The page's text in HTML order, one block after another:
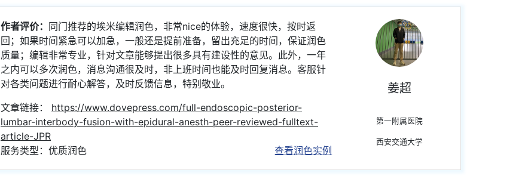
作者评价： 同门推荐的埃米编辑润色，非常nice的体验，速度很快，按时返
回；如果时间紧急可以加急，一般还是提前准备，留出充足的时间，保证润色
质量；编辑非常专业，针对文章能够提出很多具有建设性的意见。此外，一年
之内可以多次润色，消息沟通很及时，非上班时间也能及时回复消息。客服针
对各类问题进行耐心解答，及时反馈信息，特别敬业。
文章链接： https://www.dovepress.com/full-endoscopic-posterior-
lumbar-interbody-fusion-with-epidural-anesth-peer-reviewed-fulltext-
article-JPR
服务类型：优质润色
查看润色实例
姜超
第一附属医院
西安交通大学